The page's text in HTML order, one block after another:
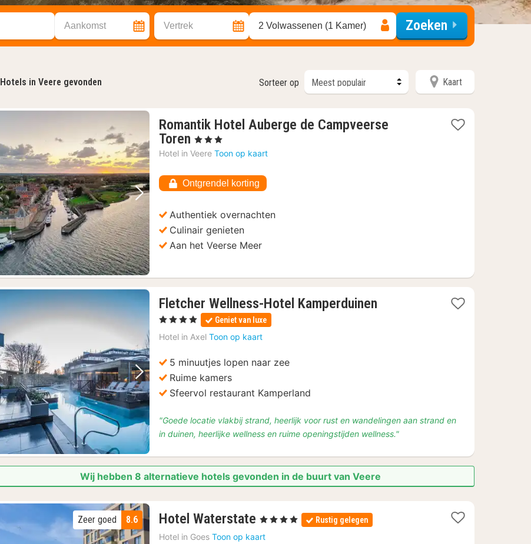
Aankomst Vertrek 2 Volwassenen (1 Kamer) Zoeken
Hotels in Veere gevonden Sorteer op Kaart
Vorige foto Volgende foto
Romantik Hotel Auberge de Campveerse
Toren 1
nacht
€
238,84
, 3 Sterren
Hotel in Veere Toon op kaart
Ontgrendel korting
Authentiek overnachten
Culinair genieten
Aan het Veerse Meer
Vorige foto Volgende foto
Fletcher Wellness-Hotel Kamperduinen
, 4 Sterren Geniet van luxe
Hotel in Axel Toon op kaart
5 minuutjes lopen naar zee
Ruime kamers
Sfeervol restaurant Kamperland
"Goede locatie vlakbij strand, heerlijk voor rust en wandelingen aan strand en
in duinen, heerlijke wellness en ruime openingstijden wellness."
Wij hebben 8 alternatieve hotels gevonden in de buurt van Veere
8.6
Zeer goed Hotel Waterstate 1
nacht
, 4 Sterren Rustig gelegen
Hotel in Goes Toon op kaart